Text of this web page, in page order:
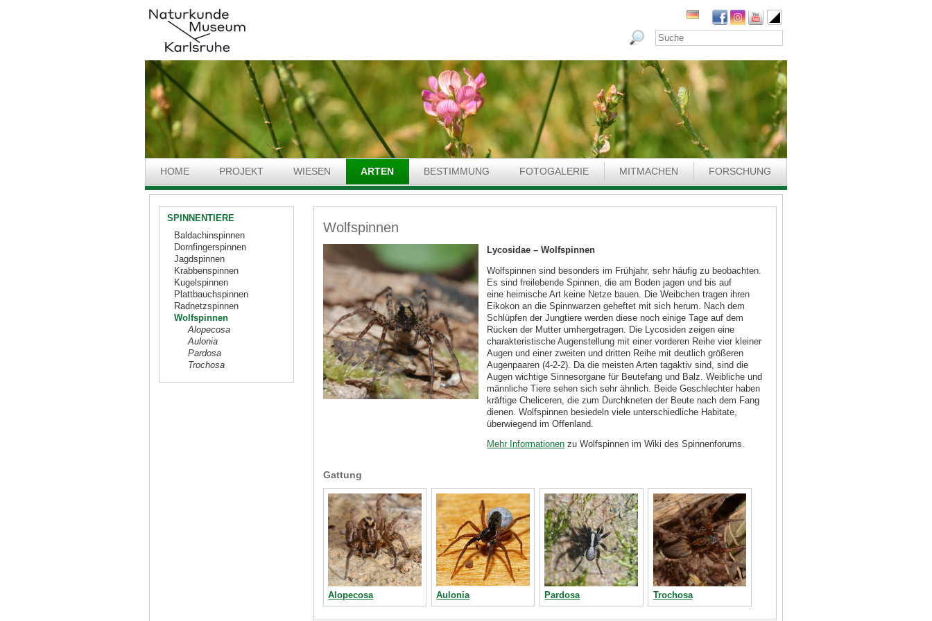
HOME PROJEKT WIESEN ARTEN BESTIMMUNG FOTOGALERIE MITMACHEN FORSCHUNG
SPINNENTIERE
Baldachinspinnen
Dornfingerspinnen
Jagdspinnen
Krabbenspinnen
Kugelspinnen
Plattbauchspinnen
Radnetzspinnen
Wolfspinnen
Alopecosa
Aulonia
Pardosa
Trochosa
Wolfspinnen
Lycosidae – Wolfspinnen
Wolfspinnen sind besonders im Frühjahr, sehr häufig zu beobachten.
Es sind freilebende Spinnen, die am Boden jagen und bis auf
eine heimische Art keine Netze bauen. Die Weibchen tragen ihren
Eikokon an die Spinnwarzen geheftet mit sich herum. Nach dem
Schlüpfen der Jungtiere werden diese noch einige Tage auf dem
Rücken der Mutter umhergetragen. Die Lycosiden zeigen eine
charakteristische Augenstellung mit einer vorderen Reihe vier kleiner
Augen und einer zweiten und dritten Reihe mit deutlich größeren
Augenpaaren (4-2-2). Da die meisten Arten tagaktiv sind, sind die
Augen wichtige Sinnesorgane für Beutefang und Balz. Weibliche und
männliche Tiere sehen sich sehr ähnlich. Beide Geschlechter haben
kräftige Cheliceren, die zum Durchkneten der Beute nach dem Fang
dienen. Wolfspinnen besiedeln viele unterschiedliche Habitate,
überwiegend im Offenland.
Mehr Informationen zu Wolfspinnen im Wiki des Spinnenforums.
Gattung
Alopecosa Aulonia Pardosa Trochosa